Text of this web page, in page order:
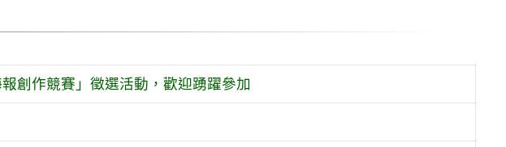
創作競賽」徵選活動，歡迎踴躍參加